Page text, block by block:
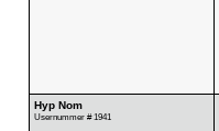
Hyp Nom
Usernummer # 1941